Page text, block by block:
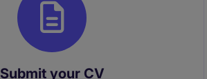
Submit your CV